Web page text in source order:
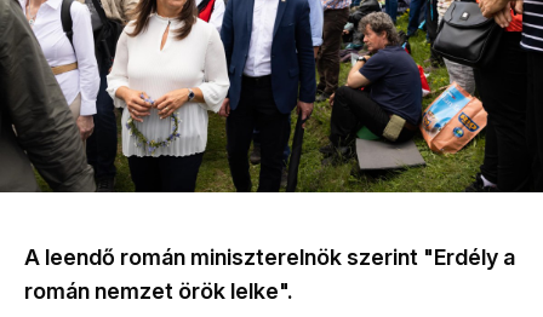
A leendő román miniszterelnök szerint "Erdély a
román nemzet örök lelke".